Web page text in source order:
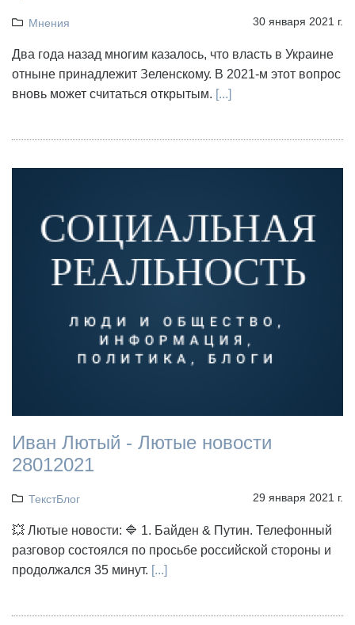
Мнения 30 января 2021 г.
Два года назад многим казалось, что власть в Украине
отныне принадлежит Зеленскому. В 2021-м этот вопрос
вновь может считаться открытым. [...]
Иван Лютый - Лютые новости
28012021
ТекстБлог 29 января 2021 г.
💥 Лютые новости: 🔷 1. Байден & Путин. Телефонный
разговор состоялся по просьбе российской стороны и
продолжался 35 минут. [...]